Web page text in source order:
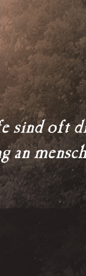
sind oft
an